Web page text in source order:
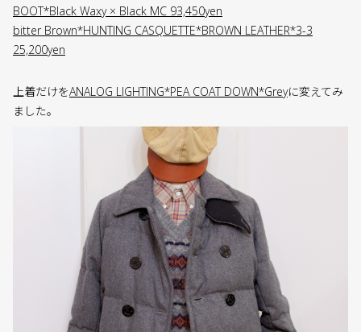
BOOT*Black Waxy × Black MC 93,450yen
bitter Brown*HUNTING CASQUETTE*BROWN LEATHER*3-3
25,200yen
上着だけをANALOG LIGHTING*PEA COAT DOWN*Greyに変えてみ
ました。